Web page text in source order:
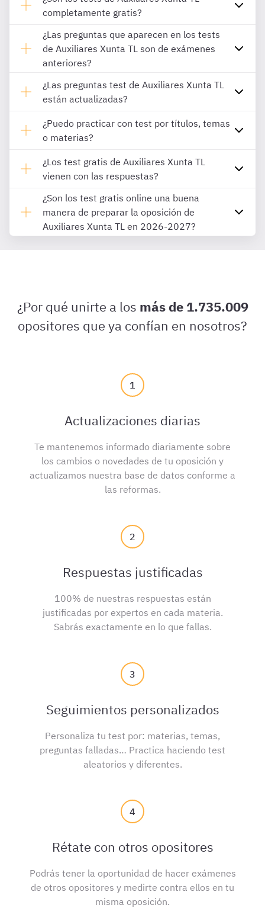
completamente gratis?
¿Las preguntas que aparecen en los tests
de Auxiliares Xunta TL son de exámenes
anteriores?
¿Las preguntas test de Auxiliares Xunta TL
están actualizadas?
¿Puedo practicar con test por títulos, temas
o materias?
¿Los test gratis de Auxiliares Xunta TL
vienen con las respuestas?
¿Son los test gratis online una buena
manera de preparar la oposición de
Auxiliares Xunta TL en 2026-2027?
¿Por qué unirte a los más de 1.735.009
opositores que ya confían en nosotros?
1
Actualizaciones diarias
Te mantenemos informado diariamente sobre
los cambios o novedades de tu oposición y
actualizamos nuestra base de datos conforme a
las reformas.
2
Respuestas justificadas
100% de nuestras respuestas están
justificadas por expertos en cada materia.
Sabrás exactamente en lo que fallas.
3
Seguimientos personalizados
Personaliza tu test por: materias, temas,
preguntas falladas… Practica haciendo test
aleatorios y diferentes.
4
Rétate con otros opositores
Podrás tener la oportunidad de hacer exámenes
de otros opositores y medirte contra ellos en tu
misma oposición.